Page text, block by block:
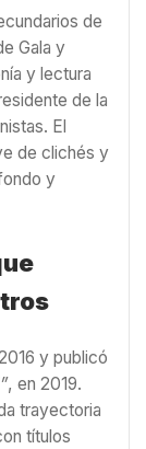
de
Gala y
y lectura
de la
El
de clichés y
y
y publicó
, en 2019.
trayectoria
títulos